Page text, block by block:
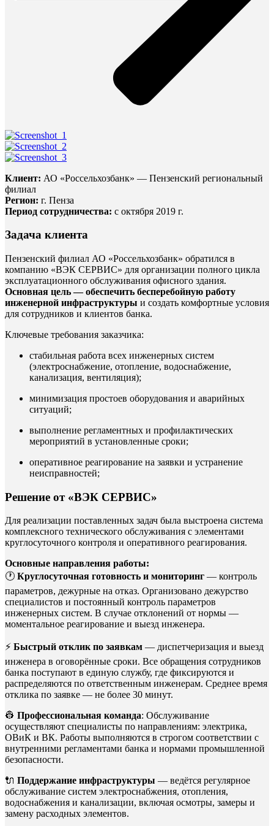
Клиент: АО «Россельхозбанк» — Пензенский региональный
филиал
Регион: г. Пенза
Период сотрудничества: с октября 2019 г.
Задача клиента
Пензенский филиал АО «Россельхозбанк» обратился в
компанию «ВЭК СЕРВИС» для организации полного цикла
эксплуатационного обслуживания офисного здания.
Основная цель — обеспечить бесперебойную работу
инженерной инфраструктуры и создать комфортные условия
для сотрудников и клиентов банка.
Ключевые требования заказчика:
стабильная работа всех инженерных систем
(электроснабжение, отопление, водоснабжение,
канализация, вентиляция);
минимизация простоев оборудования и аварийных
ситуаций;
выполнение регламентных и профилактических
мероприятий в установленные сроки;
оперативное реагирование на заявки и устранение
неисправностей;
Решение от «ВЭК СЕРВИС»
Для реализации поставленных задач была выстроена система
комплексного технического обслуживания с элементами
круглосуточного контроля и оперативного реагирования.
Основные направления работы:
🕐 Круглосуточная готовность и мониторинг — контроль
параметров, дежурные на отказ. Организовано дежурство
специалистов и постоянный контроль параметров
инженерных систем. В случае отклонений от нормы —
моментальное реагирование и выезд инженера.
⚡ Быстрый отклик по заявкам — диспетчеризация и выезд
инженера в оговорённые сроки. Все обращения сотрудников
банка поступают в единую службу, где фиксируются и
распределяются по ответственным инженерам. Среднее время
отклика по заявке — не более 30 минут.
👷 Профессиональная команда: Обслуживание
осуществляют специалисты по направлениям: электрика,
ОВиК и ВК. Работы выполняются в строгом соответствии с
внутренними регламентами банка и нормами промышленной
безопасности.
🔌 Поддержание инфраструктуры — ведётся регулярное
обслуживание систем электроснабжения, отопления,
водоснабжения и канализации, включая осмотры, замеры и
замену расходных элементов.